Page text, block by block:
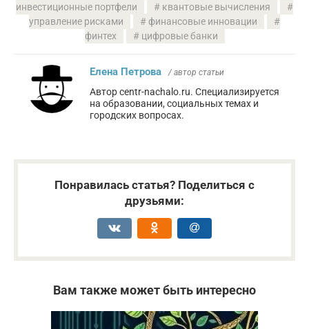
инвестиционные портфели
квантовые вычисления
управление рисками
финансовые инновации
финтех
цифровые банки
Елена Петрова / автор статьи
Автор centr-nachalo.ru. Специализируется
на образовании, социальных темах и
городских вопросах.
Понравилась статья? Поделиться с
друзьями:
Вам также может быть интересно